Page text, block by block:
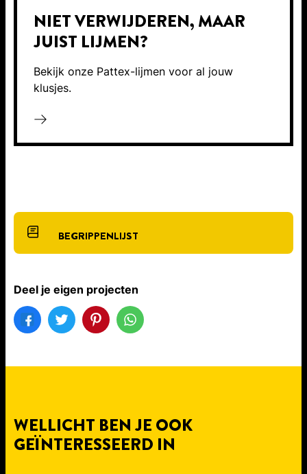
NIET VERWIJDEREN, MAAR
JUIST LIJMEN?
Bekijk onze Pattex-lijmen voor al jouw
klusjes.
BEGRIPPENLIJST
Deel je eigen projecten
WELLICHT BEN JE OOK
GEÏNTERESSEERD IN